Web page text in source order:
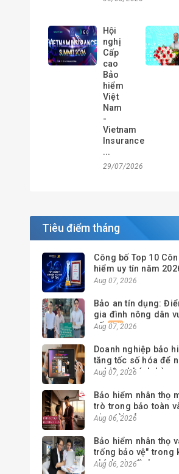
Hội
nghị
Cấp
cao
Bảo
hiểm
Việt
Nam
-
Vietnam
Insurance
...
29/07/2026
Tiêu điểm tháng
Công bố Top 10
hiểm uy tín năm
Aug 07, 2026
Bảo an tín dụng:
gia đình nông dân
cố
Aug 07, 2026
Doanh nghiệp bảo
tăng tốc số hóa để
nghiệm khách hàng
Aug 07, 2026
Bảo hiểm nhân thọ
trò trong bảo toàn
giao tài sản
Aug 06, 2026
Bảo hiểm nhân thọ
trống bảo vệ" trong
chính gia đình
Aug 06, 2026